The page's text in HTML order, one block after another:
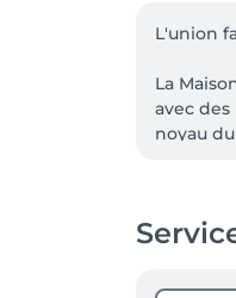
L'union
La
avec
noyau